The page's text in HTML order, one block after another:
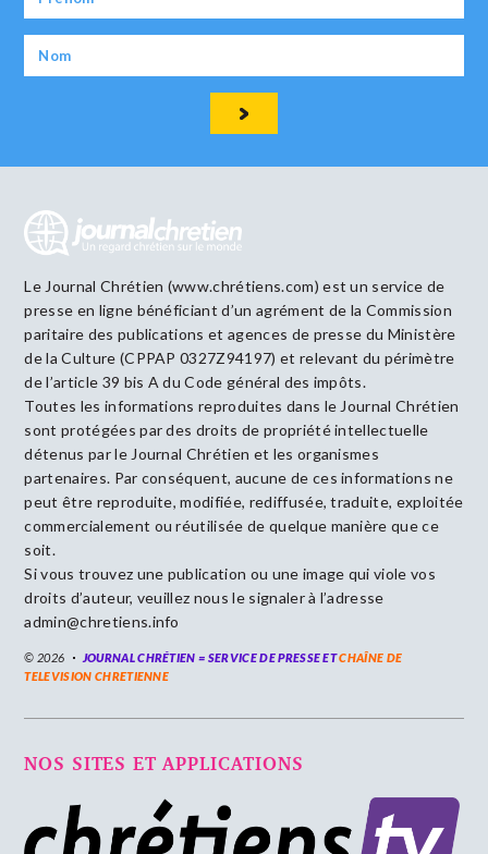
Le Journal Chrétien (www.chrétiens.com) est un service de
presse en ligne bénéficiant d’un agrément de la Commission
paritaire des publications et agences de presse du Ministère
de la Culture (CPPAP 0327Z94197) et relevant du périmètre
de l’article 39 bis A du Code général des impôts.
Toutes les informations reproduites dans le Journal Chrétien
sont protégées par des droits de propriété intellectuelle
détenus par le Journal Chrétien et les organismes
partenaires. Par conséquent, aucune de ces informations ne
peut être reproduite, modifiée, rediffusée, traduite, exploitée
commercialement ou réutilisée de quelque manière que ce
soit.
Si vous trouvez une publication ou une image qui viole vos
droits d’auteur, veuillez nous le signaler à l’adresse
admin@chretiens.info
© 2026 JOURNAL CHRÉTIEN = SERVICE DE PRESSE ETCHAÎNE DE
TELEVISION CHRETIENNE
NOS SITES ET APPLICATIONS